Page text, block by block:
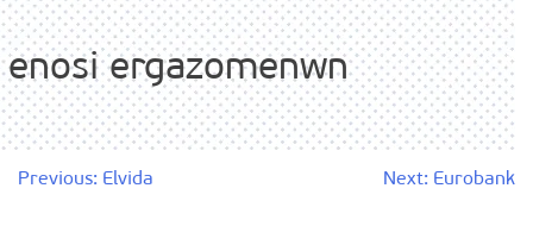
enosi ergazomenwn
Πλοήγηση
Previous: Elvida Next: Eurobank